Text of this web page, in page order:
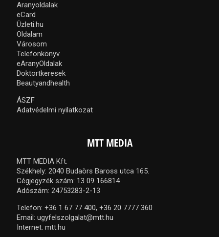
Aranyoldalak
eCard
Üzleti.hu
Oldalam
Városom
Telefonkönyv
eAranyOldalak
Doktortkeresek
Beautyandhealth
ÁSZF
Adatvédelmi nyilatkozat
MTT MEDIA
MTT MEDIA Kft.
Székhely: 2040 Budaörs Baross utca 165.
Cégjegyzék szám: 13 09 166814
Adószám: 24753283-2-13
Telefon: +36 1 67 77 400, +36 20 7777 360
Email: ugyfelszolgalat@mtt.hu
Internet: mtt.hu